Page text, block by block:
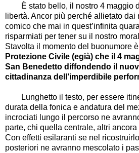
È stato bello, il nostro 4 maggio
libertà. Ancor più perché allietato dai
comico che mai in quest’infinita
risparmiati per tener su il nostro
Stavolta il momento del buonumore è
Protezione Civile (egià) che il 4
San Benedetto diffondendo il
cittadinanza dell’imperdibile
Lunghetto il testo, per essere
durata della fonica e andatura del
incrociati lungo il percorso ne
parte, chi quella centrale, altri
Con effetti esilaranti se nel
posteriori ne avranno mescolato i